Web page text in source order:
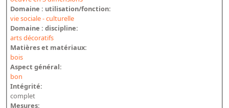
Explorer
Organigrammes de la bibliothèque
Rapports d'activité de la Bibliothèque
Répertoire
Répertoire des catalogues
Domaine : utilisation/fonction:
vie sociale - culturelle
Domaine : discipline:
arts décoratifs
Matières et matériaux:
bois
Aspect général:
bon
Intégrité:
complet
Mesures: